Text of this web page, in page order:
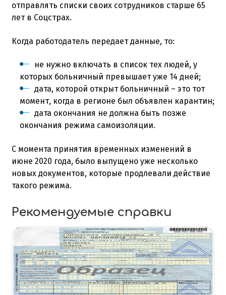
отправлять списки своих сотрудников старше 65
лет в Соцстрах.
Когда работодатель передает данные, то:
не нужно включать в список тех людей, у
которых больничный превышает уже 14 дней;
дата, которой открыт больничный – это тот
момент, когда в регионе был объявлен карантин;
дата окончания не должна быть позже
окончания режима самоизоляции.
С момента принятия временных изменений в
июне 2020 года, было выпущено уже несколько
новых документов, которые продлевали действие
такого режима.
Рекомендуемые справки